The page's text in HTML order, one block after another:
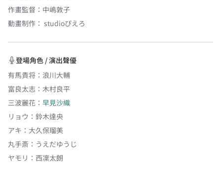
作畫監督 ： 中嶋敦子
動畫制作： studioぴえろ
登場角色 / 演出聲優
有馬貴将 ： 浪川大輔
富良太志 ： 木村良平
三波麗花 ： 早見沙織
リョウ ： 鈴木達央
アキ ： 大久保瑠美
丸手斎 ： うえだゆうじ
ヤモリ ： 西凜太朗